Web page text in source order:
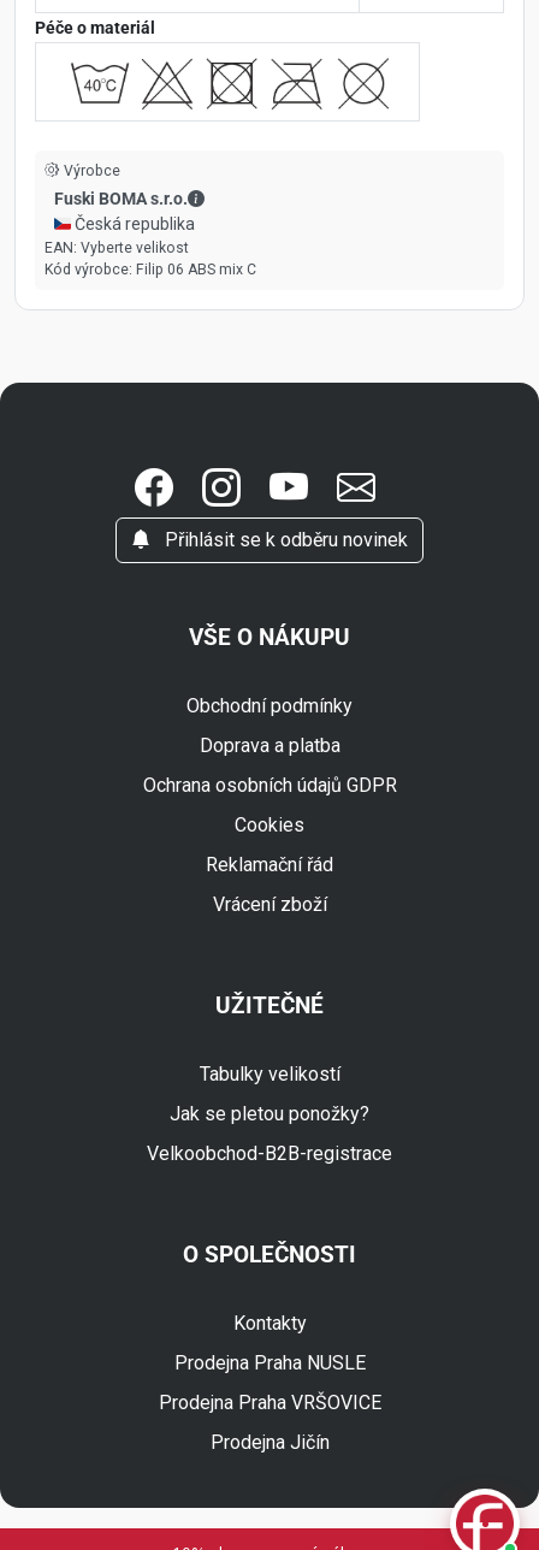
Péče o materiál
Výrobce
Fuski BOMA s.r.o.
Fuski BOMA s.r.o. - Kontaktní údaje
🇨🇿 Česká republika
EAN: Vyberte velikost
Kód výrobce: Filip 06 ABS mix C
Přihlásit se k odběru novinek
VŠE O NÁKUPU
Obchodní podmínky
Doprava a platba
Ochrana osobních údajů GDPR
Cookies
Reklamační řád
Vrácení zboží
UŽITEČNÉ
Tabulky velikostí
Jak se pletou ponožky?
Velkoobchod-B2B-registrace
O SPOLEČNOSTI
Kontakty
Prodejna Praha NUSLE
Prodejna Praha VRŠOVICE
Prodejna Jičín
© 2026 Fuski BOMA s.r.o.